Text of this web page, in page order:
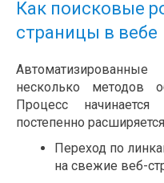
Как поисковые
страницы в вебе
несколько методов
Процесс
постепенно
Переход по
на свежие веб-